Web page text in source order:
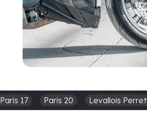
Paris 17 Paris 20 Levallois Perret